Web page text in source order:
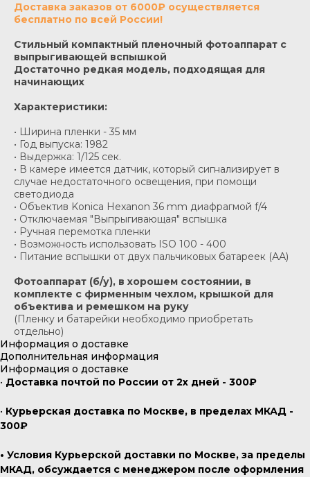
Доставка заказов от 6000₽ осуществляется
бесплатно по всей России!
Стильный компактный пленочный фотоаппарат с
выпрыгивающей вспышкой
Достаточно редкая модель, подходящая для
начинающих
Характеристики:
• Ширина пленки - 35 мм
• Год выпуска: 1982
• Выдержка: 1/125 сек.
• В камере имеется датчик, который сигнализирует в
случае недостаточного освещения, при помощи
светодиода
• Объектив Konica Hexanon 36 mm диафрагмой f/4
• Отключаемая "Выпрыгивающая" вспышка
• Ручная перемотка пленки
• Возможность использовать ISO 100 - 400
• Питание вспышки от двух пальчиковых батареек (АА)
Фотоаппарат (б/у), в хорошем состоянии, в
комплекте с фирменным чехлом, крышкой для
объектива и ремешком на руку
(Пленку и батарейки необходимо приобретать
отдельно)
Информация о доставке
Дополнительная информация
Информация о доставке
• Доставка почтой по России от 2х дней - 300₽
• Курьерская доставка по Москве, в пределах МКАД -
300₽
• Условия Курьерской доставки по Москве, за пределы
МКАД, обсуждается с менеджером после оформления